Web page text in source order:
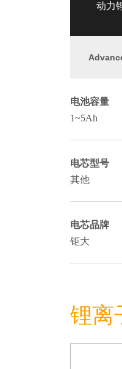
动力
电池容量
1~5Ah
电芯型号
其他
电芯品牌
钜大
锂离